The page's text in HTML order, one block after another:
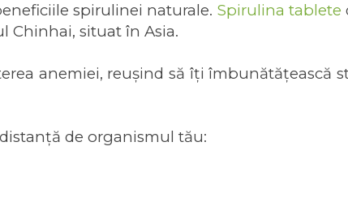
spirulinei naturale. Spirulina tablete
Chinhai, situat în Asia.
anemiei, reușind să îți îmbunătățească
de organismul tău: